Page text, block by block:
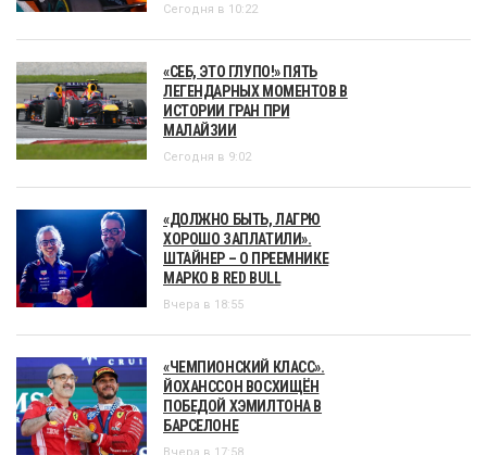
Сегодня в 10:22
«СЕБ, ЭТО ГЛУПО!» ПЯТЬ
ЛЕГЕНДАРНЫХ МОМЕНТОВ В
ИСТОРИИ ГРАН ПРИ
МАЛАЙЗИИ
Сегодня в 9:02
«ДОЛЖНО БЫТЬ, ЛАГРЮ
ХОРОШО ЗАПЛАТИЛИ».
ШТАЙНЕР – О ПРЕЕМНИКЕ
МАРКО В RED BULL
Вчера в 18:55
«ЧЕМПИОНСКИЙ КЛАСС».
ЙОХАНССОН ВОСХИЩЁН
ПОБЕДОЙ ХЭМИЛТОНА В
БАРСЕЛОНЕ